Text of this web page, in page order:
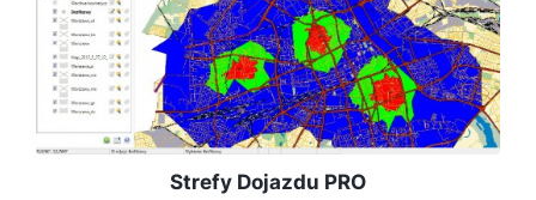
Strefy Dojazdu PRO